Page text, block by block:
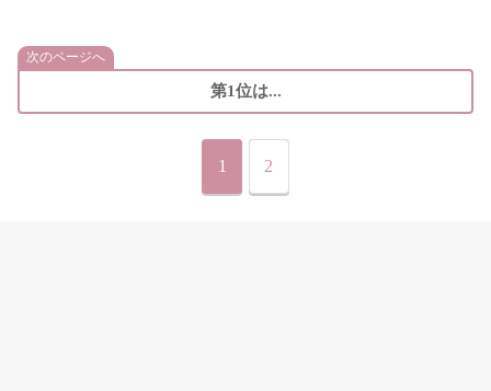
次のページへ
第1位は...
1 2